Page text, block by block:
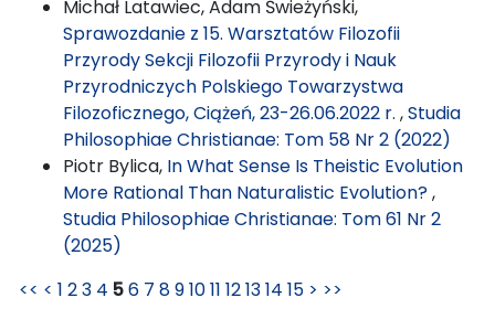
Michał Latawiec, Adam Świeżyński,
Sprawozdanie z 15. Warsztatów Filozofii
Przyrody Sekcji Filozofii Przyrody i Nauk
Przyrodniczych Polskiego Towarzystwa
Filozoficznego, Ciążeń, 23-26.06.2022 r. ,Studia
Philosophiae Christianae: Tom 58 Nr 2 (2022)
Piotr Bylica, In What Sense Is Theistic Evolution
More Rational Than Naturalistic Evolution?,
Studia Philosophiae Christianae: Tom 61 Nr 2
(2025)
<< < 1 23 4 56 7 891011 121314 15 > >>